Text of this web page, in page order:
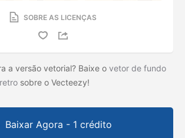
SOBRE AS LICENÇAS
a versão vetorial? Baixe o vetor de fundo
sobre o Vecteezy!
Baixar Agora - 1 crédito